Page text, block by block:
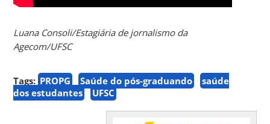
Luana Consoli/Estagiária de jornalismo da
Agecom/UFSC
Tags: PROPG Saúde do pós-graduando
saúde
dos estudantes
UFSC